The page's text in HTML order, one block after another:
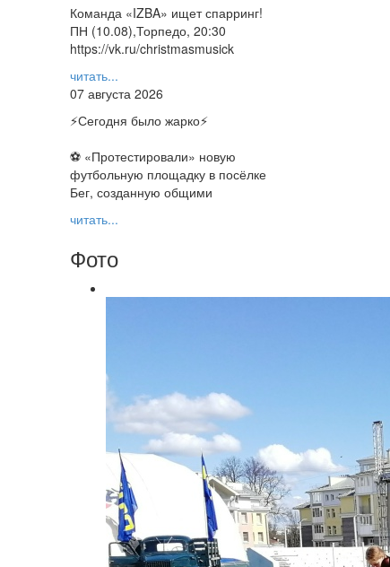
Команда «IZBA» ищет спарринг!
ПН (10.08),Торпедо, 20:30
https://vk.ru/christmasmusick
читать...
07 августа 2026
⚡️Сегодня было жарко⚡️
⚽ ️«Протестировали» новую
футбольную площадку в посёлке
Бег, созданную общими
читать...
Фото